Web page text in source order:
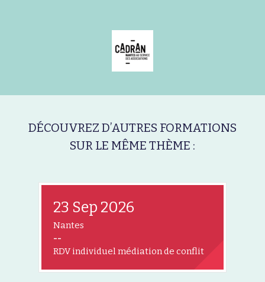
DÉCOUVREZ D’AUTRES FORMATIONS
SUR LE MÊME THÈME :
23 Sep 2026
Nantes
--
RDV individuel médiation de conflit